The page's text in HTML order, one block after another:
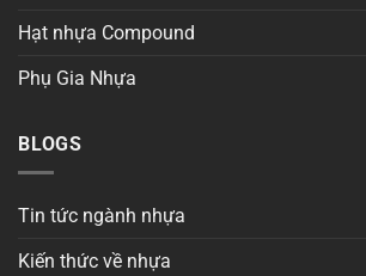
Hạt nhựa Compound
Phụ Gia Nhựa
BLOGS
Tin tức ngành nhựa
Kiến thức về nhựa